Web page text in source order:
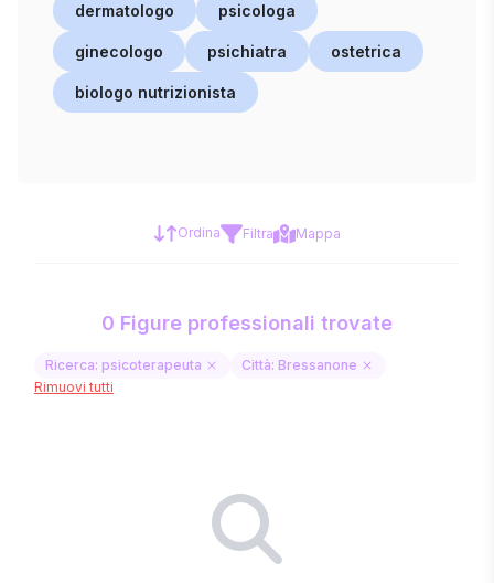
dermatologo psicologa
ginecologo psichiatra ostetrica
biologo nutrizionista
Ordina Filtra Mappa
0 Figure professionali trovate
Ricerca: psicoterapeuta
Città: Bressanone
Rimuovi tutti